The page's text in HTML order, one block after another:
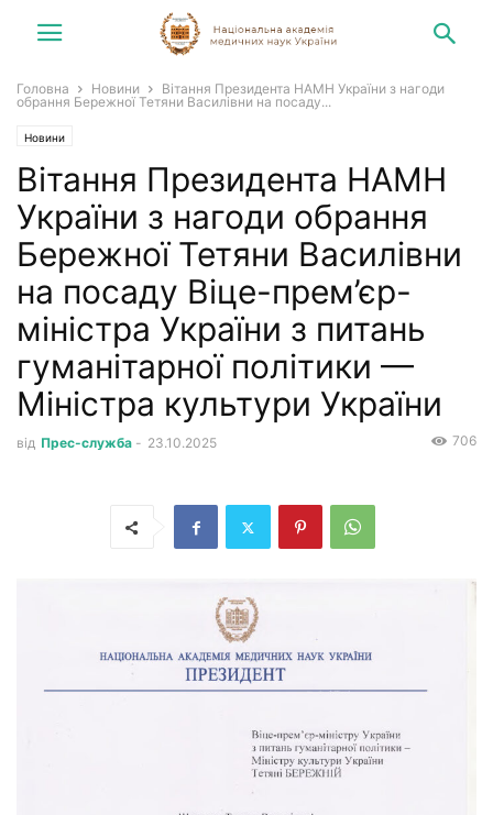
Головна Новини
Вітання Президента НАМН України з нагоди
обрання Бережної Тетяни Василівни на посаду...
Новини
Вітання Президента НАМН
України з нагоди обрання
Бережної Тетяни Василівни
на посаду Віце-прем’єр-
міністра України з питань
гуманітарної політики —
Міністра культури України
від Прес-служба - 23.10.2025 706